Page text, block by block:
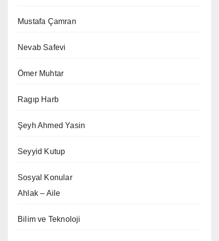
Mustafa Çamran
Nevab Safevi
Ömer Muhtar
Ragıp Harb
Şeyh Ahmed Yasin
Seyyid Kutup
Sosyal Konular
Ahlak – Aile
Bilim ve Teknoloji